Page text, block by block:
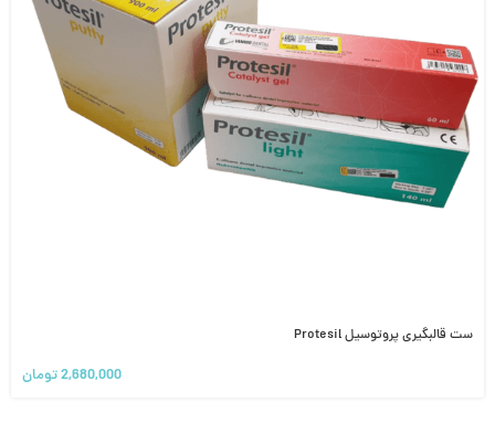
ست قالبگیری پروتوسیل Protesil
2,680,000تومان